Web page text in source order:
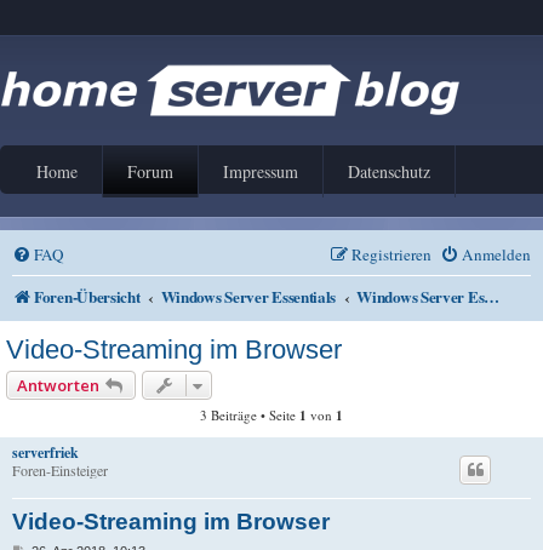
Home Forum Impressum Datenschutz
FAQ Anmelden
Registrieren
Foren-Übersicht Windows Server Essentials Windows Server Essentials 2012
Video-Streaming im Browser
Antworten
3 Beiträge • Seite 1 von 1
serverfriek
Foren-Einsteiger
Video-Streaming im Browser